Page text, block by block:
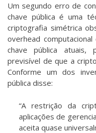
Um segundo erro de
chave pública é uma
criptografia simétrica
overhead
chave pública atuais,
previsível de que a
Conforme um dos
pública disse:
“A restrição da
aplicações de
aceita quase